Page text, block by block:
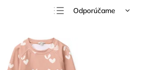
Odporúčame
Najpredávanejšie